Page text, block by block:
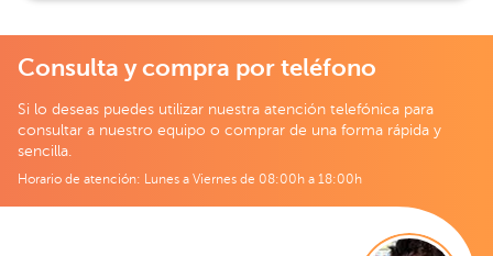
Consulta y compra por teléfono
Si lo deseas puedes utilizar nuestra atención telefónica para
consultar a nuestro equipo o comprar de una forma rápida y
sencilla.
Horario de atención: Lunes a Viernes de 08:00h a 18:00h